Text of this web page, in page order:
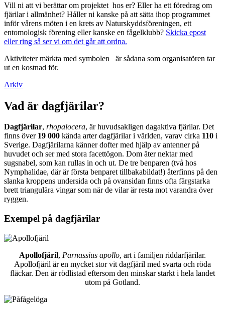
Vill ni att vi berättar om projektet hos er? Eller ha ett föredrag om
fjärilar i allmänhet? Håller ni kanske på att sätta ihop programmet
inför vårens möten i en krets av Naturskyddsföreningen, ett
entomologisk förening eller kanske en fågelklubb? Skicka epost
eller ring så ser vi om det går att ordna.
Aktiviteter märkta med symbolen
är sådana som organisatören tar
ut en kostnad för.
Arkiv
Vad är dagfjärilar?
Dagfjärilar, rhopalocera, är huvudsakligen dagaktiva fjärilar. Det
finns över 19 000 kända arter dagfjärilar i världen, varav cirka 110 i
Sverige. Dagfjärilarna känner dofter med hjälp av antenner på
huvudet och ser med stora facettögon. Dom äter nektar med
sugsnabel, som kan rullas in och ut. De tre benparen (två hos
Nymphalidae, där är första benparet tillbakabildat!) återfinns på den
slanka kroppens undersida och på ovansidan finns ofta färgstarka
brett triangulära vingar som när de vilar är resta mot varandra över
ryggen.
Exempel på dagfjärilar
Apollofjäril, Parnassius apollo, art i familjen riddarfjärilar.
Apollofjäril är en mycket stor vit dagfjäril med svarta och röda
fläckar. Den är rödlistad eftersom den minskar starkt i hela landet
utom på Gotland.